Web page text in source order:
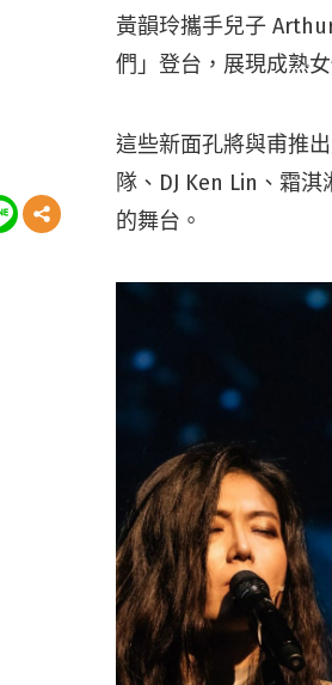
黃韻玲攜手兒子
們」登台，展現成熟
這些新面孔將與甫推
隊、DJ Ken Lin、霜
的舞台。